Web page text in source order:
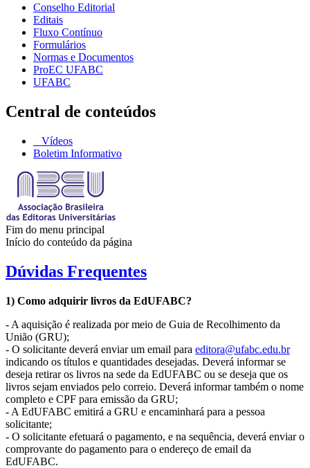
Conselho Editorial
Editais
Fluxo Contínuo
Formulários
Normas e Documentos
ProEC UFABC
UFABC
Central de conteúdos
Vídeos
Boletim Informativo
Fim do menu principal
Início do conteúdo da página
Dúvidas Frequentes
1) Como adquirir livros da EdUFABC?
- A aquisição é realizada por meio de Guia de Recolhimento da
União (GRU);
- O solicitante deverá enviar um email para editora@ufabc.edu.br
indicando os títulos e quantidades desejadas. Deverá informar se
deseja retirar os livros na sede da EdUFABC ou se deseja que os
livros sejam enviados pelo correio. Deverá informar também o nome
completo e CPF para emissão da GRU;
- A EdUFABC emitirá a GRU e encaminhará para a pessoa
solicitante;
- O solicitante efetuará o pagamento, e na sequência, deverá enviar o
comprovante do pagamento para o endereço de email da
EdUFABC.